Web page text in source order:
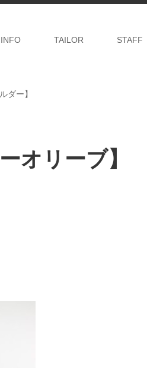
TAILOR STAFF
ダー】
オリーブ】